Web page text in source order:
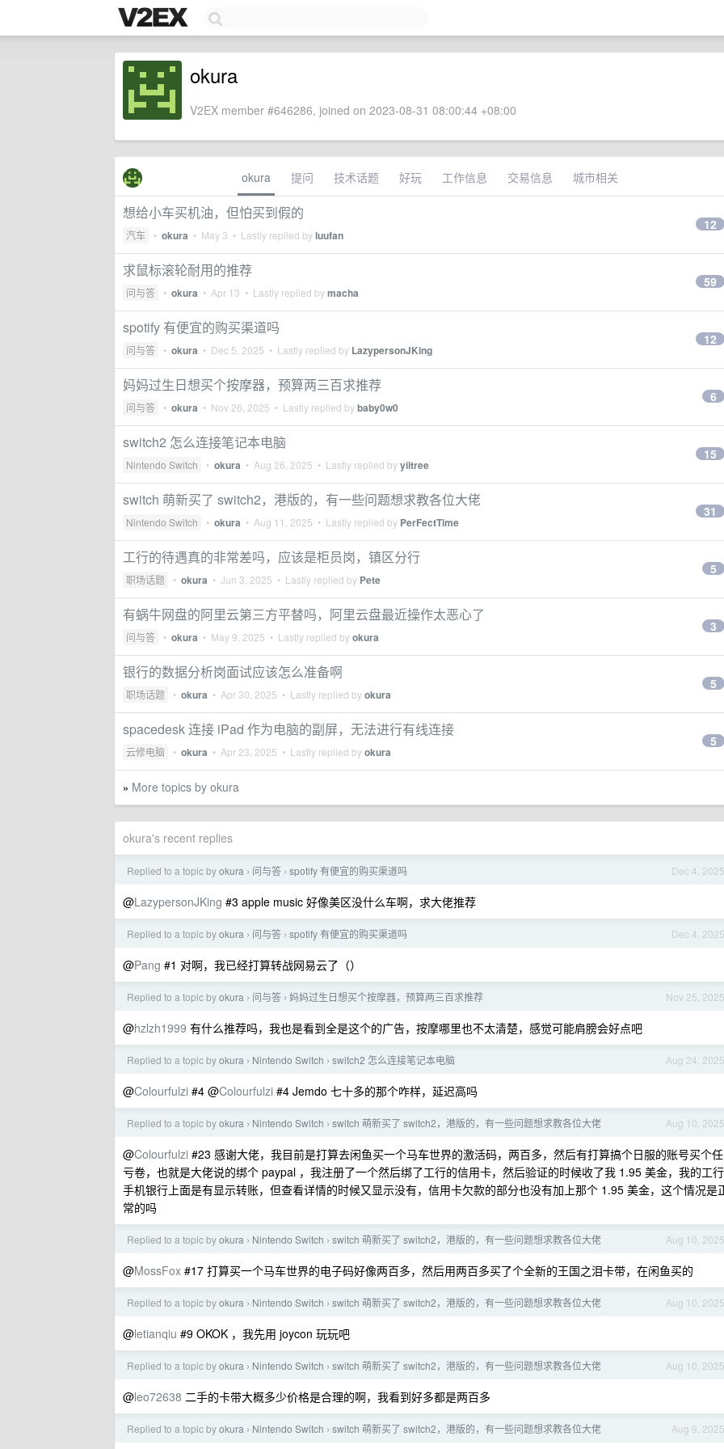
okura
V2EX member #646286, joined on 2023-08-31 08:00:44 +08:00
okura 提问 技术话题 好玩 工作信息 交易信息 城市相关
想给小车买机油，但怕买到假的
汽车 • okura • May 3 • Lastly replied byluufan
12
求鼠标滚轮耐用的推荐
问与答 • okura • Apr 13 • Lastly replied bymacha
59
spotify 有便宜的购买渠道吗
问与答 • okura • Dec 5, 2025 • Lastly replied by LazypersonJKing
12
妈妈过生日想买个按摩器，预算两三百求推荐
问与答 • okura • Nov 26, 2025 • Lastly replied bybaby0w0
6
switch2 怎么连接笔记本电脑
Nintendo Switch • okura • Aug 26, 2025 • Lastly replied byyiitree
15
switch 萌新买了 switch2，港版的，有一些问题想求教各位大佬
Nintendo Switch • okura • Aug 11, 2025 • Lastly replied by PerFectTime
31
工行的待遇真的非常差吗，应该是柜员岗，镇区分行
职场话题 • okura • Jun 3, 2025 • Lastly replied by Pete
5
有蜗牛网盘的阿里云第三方平替吗，阿里云盘最近操作太恶心了
问与答 • okura • May 9, 2025 • Lastly replied byokura
3
银行的数据分析岗面试应该怎么准备啊
职场话题 • okura • Apr 30, 2025 • Lastly replied byokura
5
spacedesk 连接 iPad 作为电脑的副屏，无法进行有线连接
云修电脑 • okura • Apr 23, 2025 • Lastly replied byokura
5
» More topics by okura
okura's recent replies
Dec 4, 2025
Replied to a topic byokura › 问与答 › spotify 有便宜的购买渠道吗
@LazypersonJKing #3 apple music 好像美区没什么车啊，求大佬推荐
Dec 4, 2025
Replied to a topic byokura › 问与答 › spotify 有便宜的购买渠道吗
@Pang #1 对啊，我已经打算转战网易云了（）
Nov 25, 2025
Replied to a topic byokura › 问与答 › 妈妈过生日想买个按摩器，预算两三百求推荐
@hzlzh1999 有什么推荐吗，我也是看到全是这个的广告，按摩哪里也不太清楚，感觉可能肩膀会好点吧
Aug 24, 2025
Replied to a topic byokura › Nintendo Switch › switch2 怎么连接笔记本电脑
@Colourfulzi #4 @Colourfulzi #4 Jemdo 七十多的那个咋样，延迟高吗
Aug 10, 2025
Replied to a topic byokura › Nintendo Switch › switch 萌新买了 switch2，港版的，有一些问题想求教各位大佬
@Colourfulzi #23 感谢大佬，我目前是打算去闲鱼买一个马车世界的激活码，两百多，然后有打算搞个日服的账号买个任
亏卷，也就是大佬说的绑个 paypal ，我注册了一个然后绑了工行的信用卡，然后验证的时候收了我 1.95 美金，我的工行
手机银行上面是有显示转账，但查看详情的时候又显示没有，信用卡欠款的部分也没有加上那个 1.95 美金，这个情况是
常的吗
Aug 10, 2025
Replied to a topic byokura › Nintendo Switch › switch 萌新买了 switch2，港版的，有一些问题想求教各位大佬
@MossFox #17 打算买一个马车世界的电子码好像两百多，然后用两百多买了个全新的王国之泪卡带，在闲鱼买的
Aug 10, 2025
Replied to a topic byokura › Nintendo Switch › switch 萌新买了 switch2，港版的，有一些问题想求教各位大佬
@letianqiu #9 OKOK ，我先用 joycon 玩玩吧
Aug 10, 2025
Replied to a topic byokura › Nintendo Switch › switch 萌新买了 switch2，港版的，有一些问题想求教各位大佬
@leo72638 二手的卡带大概多少价格是合理的啊，我看到好多都是两百多
Aug 9, 2025
Replied to a topic byokura › Nintendo Switch › switch 萌新买了 switch2，港版的，有一些问题想求教各位大佬